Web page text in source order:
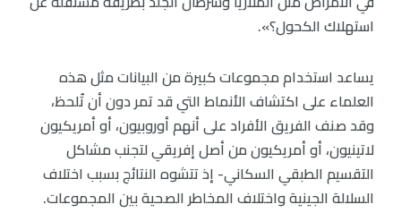
استهلاك الكحول؟».
يساعد استخدام مجموعات كبيرة من البيانات مثل هذه
العلماء على اكتشاف الأنماط التي قد تمر دون أن تُلحظ،
وقد صنف الفريق الأفراد على أنهم أوروبيون، أو أمريكيون
لاتينيون، أو أمريكيون من أصل إفريقي لتجنب مشاكل
التقسيم الطبقي السكاني- إذ تتشوه النتائج بسبب اختلاف
السلالة الجينية واختلاف المخاطر الصحية بين المجموعات.